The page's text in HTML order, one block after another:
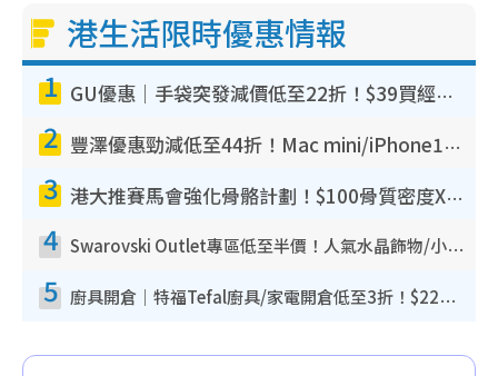
港生活限時優惠情報
1 GU優惠｜手袋突發減價低至22折！$39買經典波士頓包/餃子袋！飾物同步減價$29起！
2 豐澤優惠勁減低至44折！Mac mini/iPhone17Pro大減價！廚房家電$220起
3 港大推賽馬會強化骨骼計劃！$100骨質密度X光檢查 完成免費運動訓練送超市禮券！附參加資格
4 Swarovski Outlet專區低至半價！人氣水晶飾物/小擺設$138起！迪士尼款/水晶高跟鞋都有平
5 廚具開倉｜特福Tefal廚具/家電開倉低至3折！$220起買平底鍋/炒鑊/湯煲！電飯煲/吸塵機/燙斗$418起